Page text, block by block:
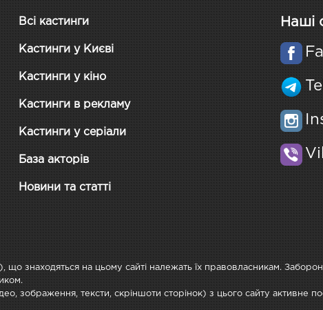
Всі кастинги
Кастинги у Києві
Кастинги у кіно
Кастинги в рекламу
Кастинги у серіали
База акторів
Новини та статті
Наші
що знаходяться на цьому сайті належать їх правовласникам.
зображення, тексти, скріншоти сторінок) з цього сайту активне